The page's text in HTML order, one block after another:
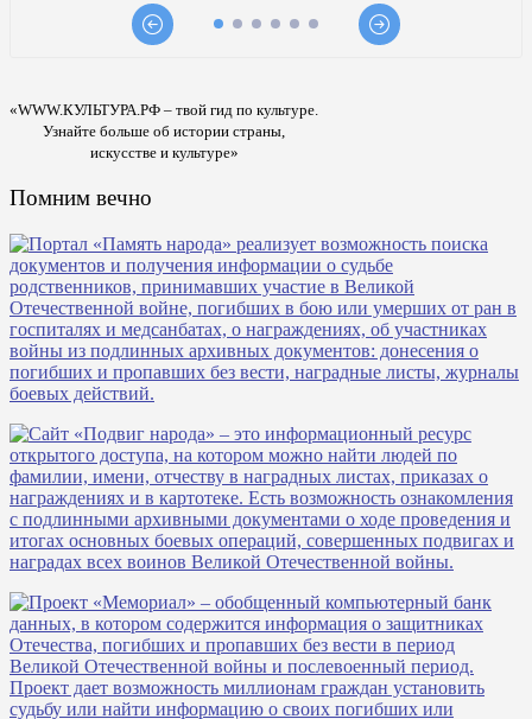
«WWW.КУЛЬТУРА.РФ – твой гид по культуре.
Узнайте больше об истории страны,
искусстве и культуре»
Помним вечно